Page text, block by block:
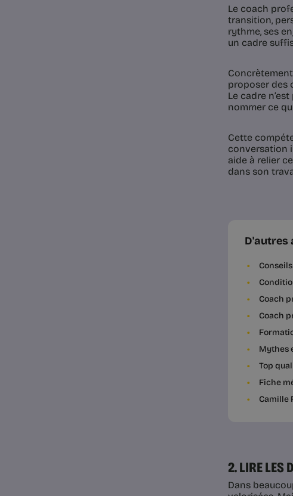
Le coach
transition,
rythme, ses
un cadre
proposer des
Le cadre
nommer ce
Cette
conversation
aide à relier
dans son
D'autres
Coach
Coach
Mythes
Top
Fiche
Camille
2. LIRE LES
Dans